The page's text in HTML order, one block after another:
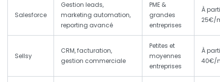
Salesforce
Gestion leads,
marketing automation,
reporting avancé
PME &
grandes
entreprises
À
25€/
Sellsy
CRM, facturation,
gestion commerciale
Petites et
moyennes
entreprises
À
40€/